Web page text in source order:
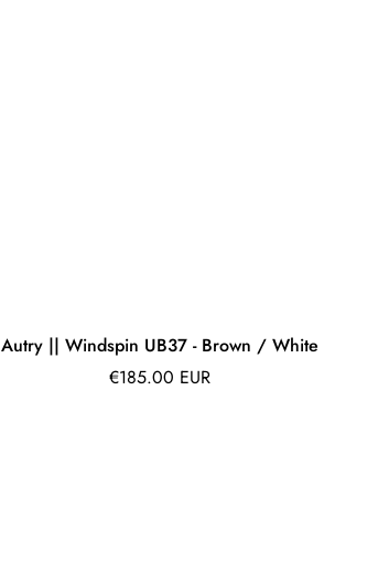
Autry || Windspin UB37 - Brown / White
Prix
€185.00 EUR